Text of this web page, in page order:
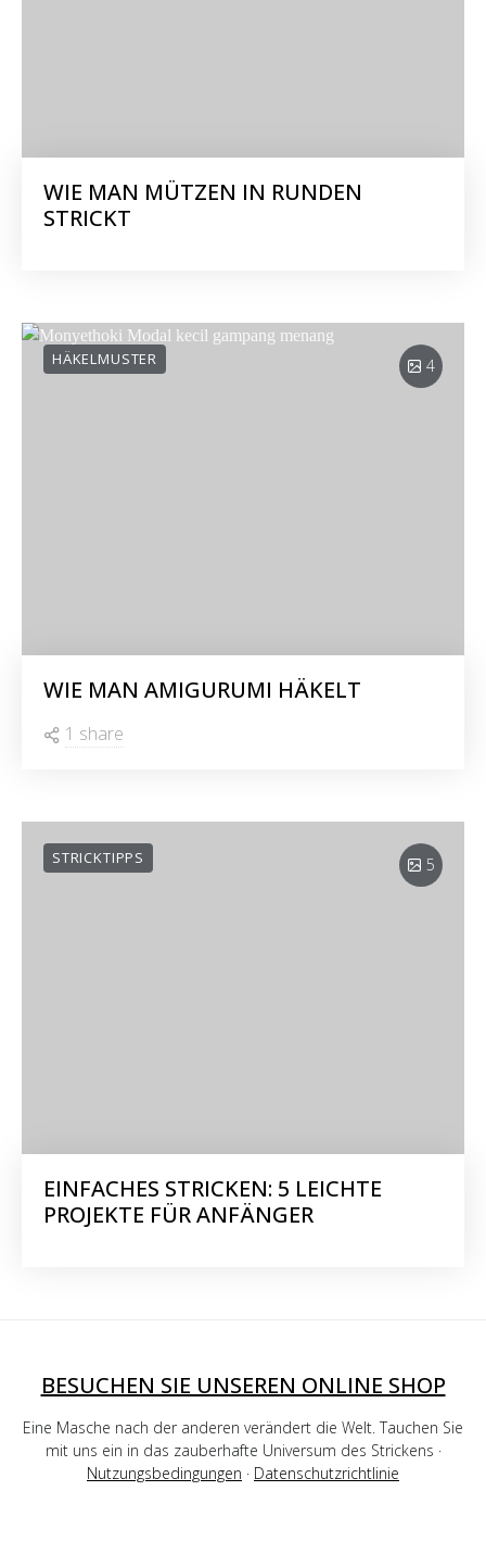
WIE MAN MÜTZEN IN RUNDEN
STRICKT
4
HÄKELMUSTER
WIE MAN AMIGURUMI HÄKELT
1 share
5
STRICKTIPPS
EINFACHES STRICKEN: 5 LEICHTE
PROJEKTE FÜR ANFÄNGER
BESUCHEN SIE UNSEREN ONLINE SHOP
Eine Masche nach der anderen verändert die Welt. Tauchen Sie
mit uns ein in das zauberhafte Universum des Strickens ·
Nutzungsbedingungen · Datenschutzrichtlinie